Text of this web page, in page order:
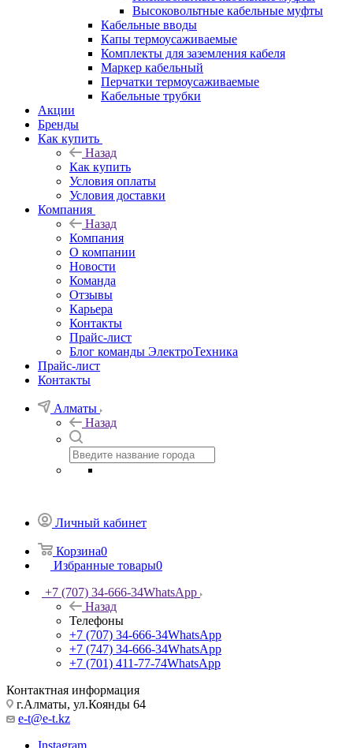
Высоковольтные кабельные муфты
Кабельные вводы
Капы термоусаживаемые
Комплекты для заземления кабеля
Маркер кабельный
Перчатки термоусаживаемые
Кабельные трубки
Акции
Бренды
Как купить
Назад
Как купить
Условия оплаты
Условия доставки
Компания
Назад
Компания
О компании
Новости
Команда
Отзывы
Карьера
Контакты
Прайс-лист
Блог команды ЭлектроТехника
Прайс-лист
Контакты
Алматы
Назад
Личный кабинет
Корзина0
Избранные товары0
+7 (707) 34-666-34WhatsApp
Назад
Телефоны
+7 (707) 34-666-34WhatsApp
+7 (747) 34-666-34WhatsApp
+7 (701) 411-77-74WhatsApp
Контактная информация
г.Алматы, ул.Коянды 64
e-t@e-t.kz
Instagram